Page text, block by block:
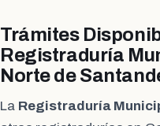
Trámites
Registraduría
Norte de
La Registraduría